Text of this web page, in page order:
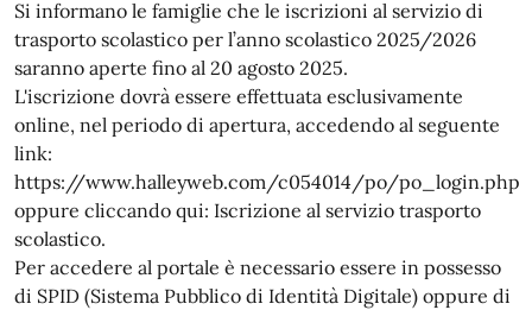
Si informano le famiglie che le iscrizioni al servizio di
trasporto scolastico per l’anno scolastico 2025/2026
saranno aperte fino al 20 agosto 2025.
L'iscrizione dovrà essere effettuata esclusivamente
online, nel periodo di apertura, accedendo al seguente
link:
https://www.halleyweb.com/c054014/po/po_login.php
oppure cliccando qui: Iscrizione al servizio trasporto
scolastico.
Per accedere al portale è necessario essere in possesso
di SPID (Sistema Pubblico di Identità Digitale) oppure di